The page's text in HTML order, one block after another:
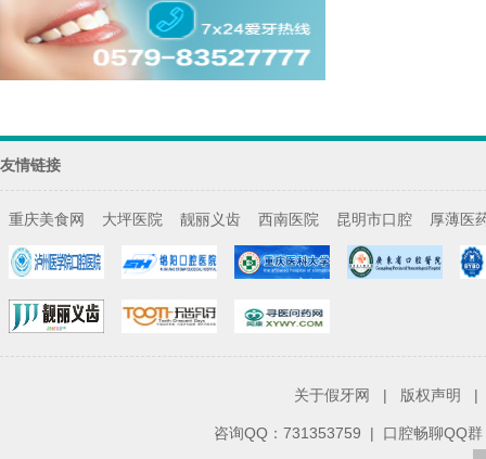
友情链接
重庆美食网 大坪医院 靓丽义齿 西南医院 昆明市口腔 厚薄医
关于假牙网 | 版权声明 |
咨询QQ： 731353759 | 口腔畅聊QQ